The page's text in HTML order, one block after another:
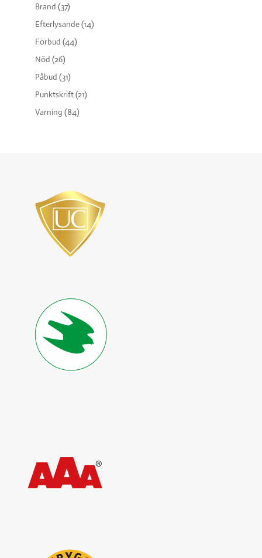
Brand (37)
Efterlysande(14)
Förbud (44)
Nöd (26)
Påbud (31)
Punktskrift(21)
Varning (84)